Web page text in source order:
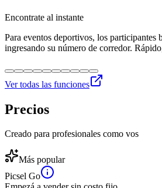
Encontrate al instante
Para eventos deportivos, los participantes
ingresando su número de corredor.
Ver todas las funciones
Precios
Creado para profesionales como vos
Más popular
Picsel Go